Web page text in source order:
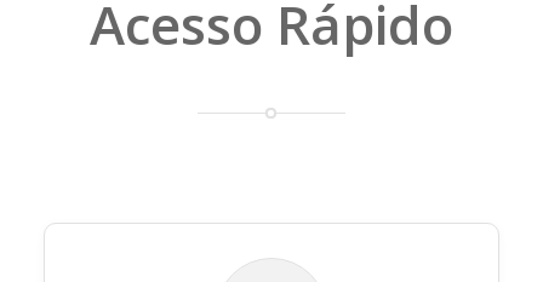
Acesso Rápido